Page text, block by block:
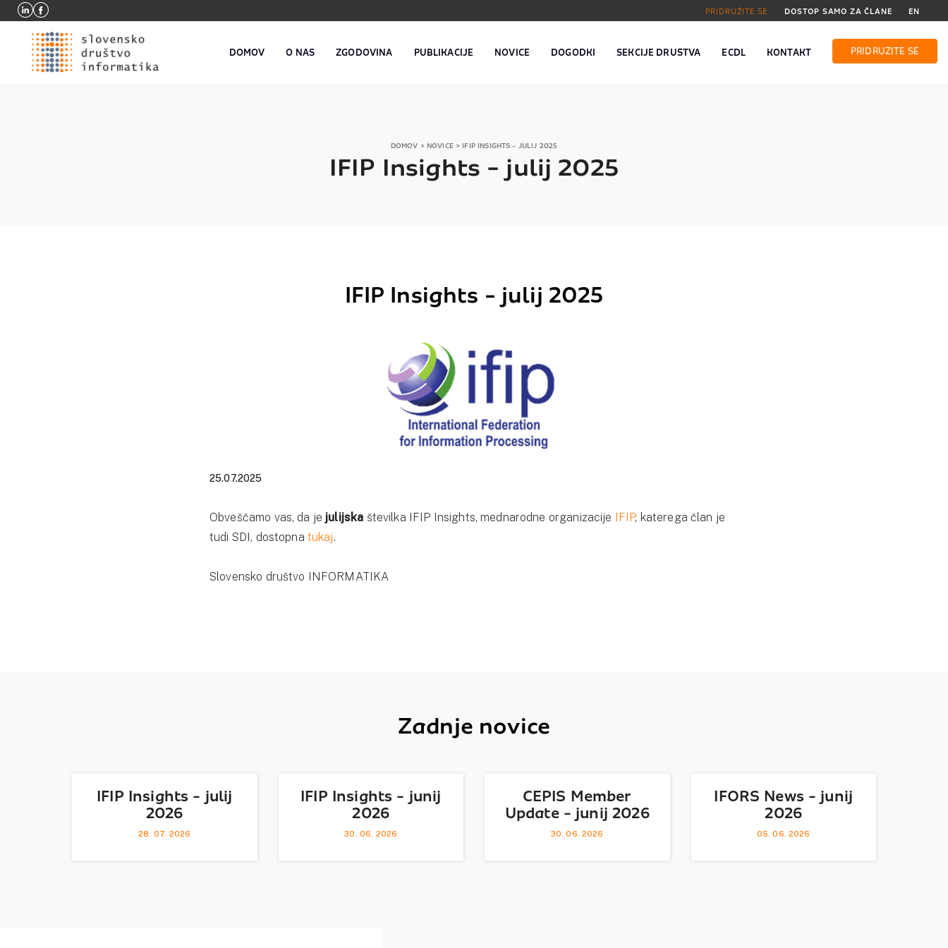
PRIDRUŽITE SE DOSTOP SAMO ZA ČLANE EN
DOMOV O NAS ZGODOVINA PUBLIKACIJE NOVICE DOGODKI SEKCIJE DRUŠTVA ECDL KONTAKT PRIDRUŽITE SE
DOMOV > NOVICE> IFIP INSIGHTS - JULIJ 2025
IFIP Insights - julij 2025
IFIP Insights - julij 2025
25.07.2025
Obveščamo vas, da je julijska številka IFIP Insights, mednarodne organizacije IFIP, katerega član je
tudi SDI, dostopna tukaj.
Slovensko društvo INFORMATIKA
Zadnje novice
IFIP Insights - julij
2026
28. 07. 2026
IFIP Insights - junij
2026
30. 06. 2026
CEPIS Member
Update - junij 2026
30. 06. 2026
IFORS News - junij
2026
05. 06. 2026